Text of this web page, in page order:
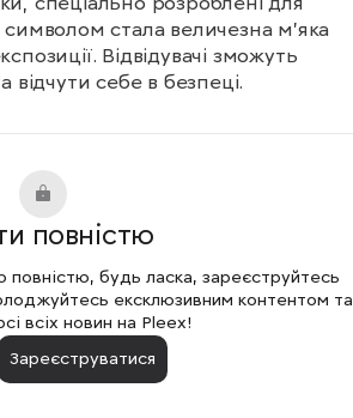
спеціально розроблені для
стала величезна м’яка
Відвідувачі зможуть
відчути себе в безпеці.
повністю
будь ласка, зареєструйтесь
ексклюзивним контентом та
всіх новин на Pleex!
Зареєструватися